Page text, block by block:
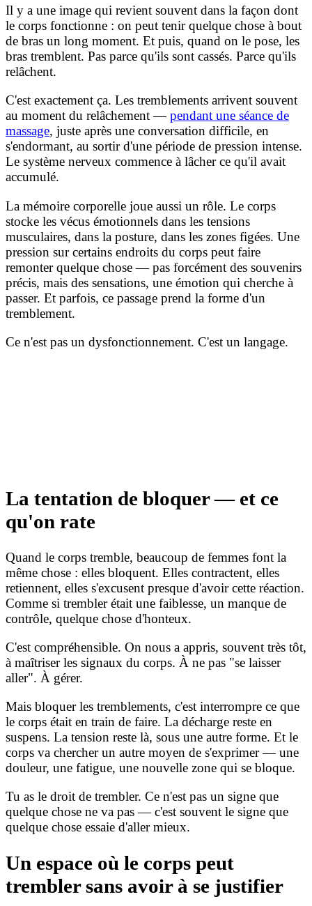
Il y a une image qui revient souvent dans la façon dont
le corps fonctionne : on peut tenir quelque chose à bout
de bras un long moment. Et puis, quand on le pose, les
bras tremblent. Pas parce qu'ils sont cassés. Parce qu'ils
relâchent.
C'est exactement ça. Les tremblements arrivent souvent
au moment du relâchement —pendant une séance de
massage, juste après une conversation difficile, en
s'endormant, au sortir d'une période de pression intense.
Le système nerveux commence à lâcher ce qu'il avait
accumulé.
La mémoire corporelle joue aussi un rôle. Le corps
stocke les vécus émotionnels dans les tensions
musculaires, dans la posture, dans les zones figées. Une
pression sur certains endroits du corps peut faire
remonter quelque chose — pas forcément des souvenirs
précis, mais des sensations, une émotion qui cherche à
passer. Et parfois, ce passage prend la forme d'un
tremblement.
Ce n'est pas un dysfonctionnement. C'est un langage.
La tentation de bloquer — et ce
qu'on rate
Quand le corps tremble, beaucoup de femmes font la
même chose : elles bloquent. Elles contractent, elles
retiennent, elles s'excusent presque d'avoir cette réaction.
Comme si trembler était une faiblesse, un manque de
contrôle, quelque chose d'honteux.
C'est compréhensible. On nous a appris, souvent très tôt,
à maîtriser les signaux du corps. À ne pas "se laisser
aller". À gérer.
Mais bloquer les tremblements, c'est interrompre ce que
le corps était en train de faire. La décharge reste en
suspens. La tension reste là, sous une autre forme. Et le
corps va chercher un autre moyen de s'exprimer — une
douleur, une fatigue, une nouvelle zone qui se bloque.
Tu as le droit de trembler. Ce n'est pas un signe que
quelque chose ne va pas — c'est souvent le signe que
quelque chose essaie d'aller mieux.
Un espace où le corps peut
trembler sans avoir à se justifier